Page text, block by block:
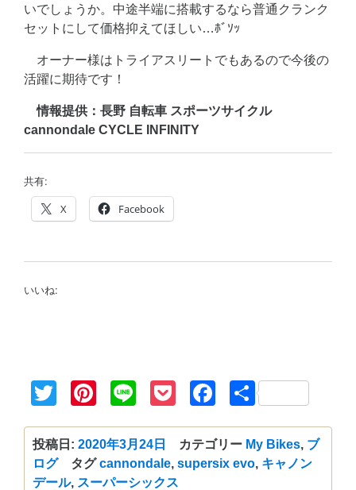
いでしょうか。中途半端に搭載するなら普通クランク
セットにして価格抑えてほしい…ﾎﾞｿｯ
オーナー様はトライアスリートでもあるので今後の
活躍に期待です！
情報提供：長野 自転車 スポーツサイクル
cannondale CYCLE INFINITY
共有:
X Facebook
いいね:
TwitterPinterest
Line PocketFacebook
共
投稿日: 2020年3月24日 カテゴリー My Bikes, ブ
ログ
タグcannondale, supersix evo, キャノン
デール, スーパーシックス